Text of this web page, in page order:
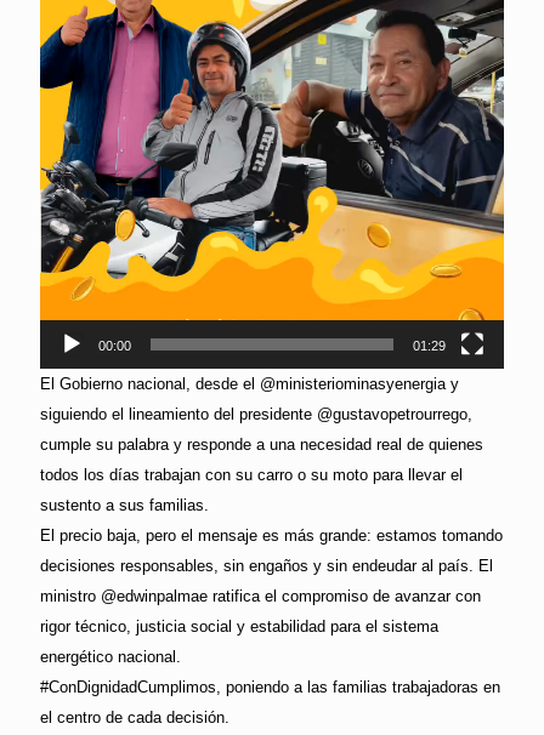
00:00 01:29
El Gobierno nacional, desde el @ministeriominasyenergia y
siguiendo el lineamiento del presidente @gustavopetrourrego,
cumple su palabra y responde a una necesidad real de quienes
todos los días trabajan con su carro o su moto para llevar el
sustento a sus familias.
El precio baja, pero el mensaje es más grande: estamos tomando
decisiones responsables, sin engaños y sin endeudar al país. El
ministro @edwinpalmae ratifica el compromiso de avanzar con
rigor técnico, justicia social y estabilidad para el sistema
energético nacional.
#ConDignidadCumplimos, poniendo a las familias trabajadoras en
el centro de cada decisión.